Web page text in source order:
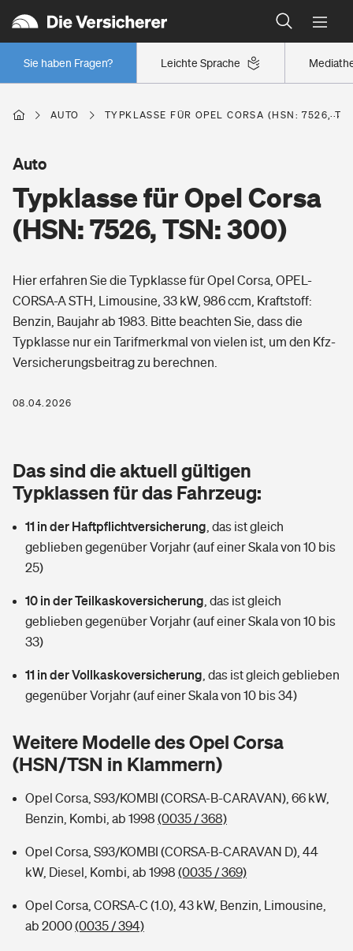
Leichte Sprache
Sie haben Fragen?
Wer versichert was: Jetzt Versicherer finden
Regionalklassen: So ist Ihre Region eingestuft
Wer versichert was: Jetzt Versicherer finden
Berufsunfähigkeitsversicherung
Erwerbsunfähigkeitsversicherung
Grundfähigkeitsversicherung
Arbeitsrechtsschutz
Berufshaftpflichtversicherung
Zur Übersicht
Tools
Wer versichert was: Jetzt Versicherer finden
Sie haben Fragen?
Wohnen
Elementarversicherung
Glasversicherung
Mietkautionsversicherung
Restkreditversicherung
Zur Übersicht
Tools
Hochwasser-Check: Wie gefährdet ist Ihr Haus?
Sie haben Fragen?
Freizeit
Pri­vate Haft­pflicht­
Kinderunfall­ver­si­che­rung
Kinderinvalidität
Hundehalter-Haftpflicht
Handyversicherung
Private Cyberversicherung
Zur Übersicht
Tools
Kinderunfall-Check: Mehr Sicherheit für deine Kids
Gesundheit
Private Krankenversicherung
Dread-Disease-Versicherung
Tierkrankenversicherung
Zur Übersicht
Tools
Wer versichert was: Jetzt Versicherer finden
Rentenrechner: Wie viel Geld bekomme ich im Alter?
AUTO TYPKLASSE FÜR OPEL CORSA (HSN: 7526,
Typklasse für Opel Corsa
(HSN: 7526, TSN: 300)
Auto
Hier erfahren Sie die Typklasse für Opel Corsa, OPEL-
CORSA-A STH, Limousine, 33 kW, 986 ccm, Kraftstoff:
Benzin, Baujahr ab 1983. Bitte beachten Sie, dass die
Typklasse nur ein Tarifmerkmal von vielen ist, um den Kfz-
Versicherungsbeitrag zu berechnen.
08.04.2026
Das sind die aktuell gültigen
Typklassen für das Fahrzeug:
11 in der Haftpflichtversicherung das ist gleich
geblieben gegenüber Vorjahr (auf einer Skala von 10 bis
25)
10 in der Teilkaskoversicherung das ist gleich
geblieben gegenüber Vorjahr (auf einer Skala von 10 bis
33)
11 in der Vollkaskoversicherung das ist gleich geblieben
gegenüber Vorjahr (auf einer Skala von 10 bis 34)
Weitere Modelle des Opel Corsa
(HSN/TSN in Klammern)
Opel Corsa, S93/KOMBI (CORSA-B-CARAVAN), 66 kW,
Benzin, Kombi, ab 1998 (0035 / 368)
Opel Corsa, S93/KOMBI (CORSA-B-CARAVAN D), 44
kW, Diesel, Kombi, ab 1998 (0035 / 369)
Opel Corsa, CORSA-C (1.0), 43 kW, Benzin, Limousine,
ab 2000(0035 / 394)